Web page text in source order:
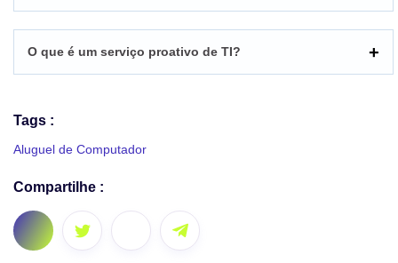
O que é um serviço proativo de TI?
Tags :
Aluguel de Computador
Compartilhe :